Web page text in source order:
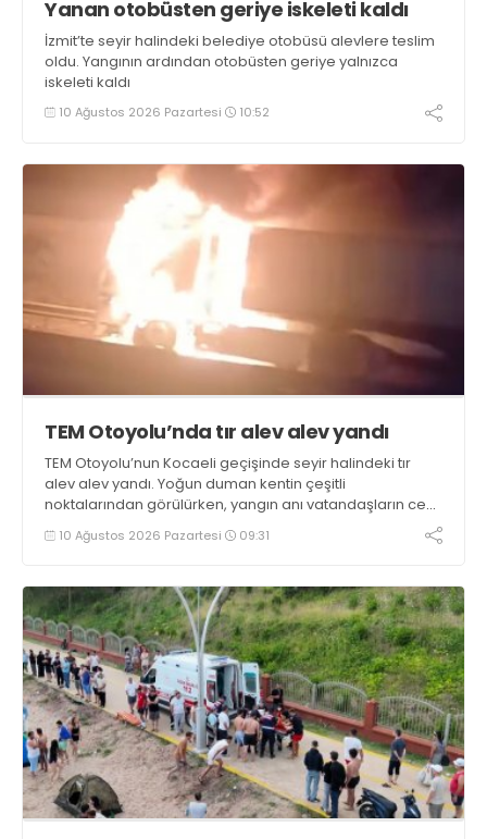
Yanan otobüsten geriye iskeleti kaldı
İzmit’te seyir halindeki belediye otobüsü alevlere teslim
oldu. Yangının ardından otobüsten geriye yalnızca
iskeleti kaldı
10 Ağustos 2026 Pazartesi 10:52
TEM Otoyolu’nda tır alev alev yandı
TEM Otoyolu’nun Kocaeli geçişinde seyir halindeki tır
alev alev yandı. Yoğun duman kentin çeşitli
noktalarından görülürken, yangın anı vatandaşların cep
telefonu kameralarına yansıdı
10 Ağustos 2026 Pazartesi 09:31